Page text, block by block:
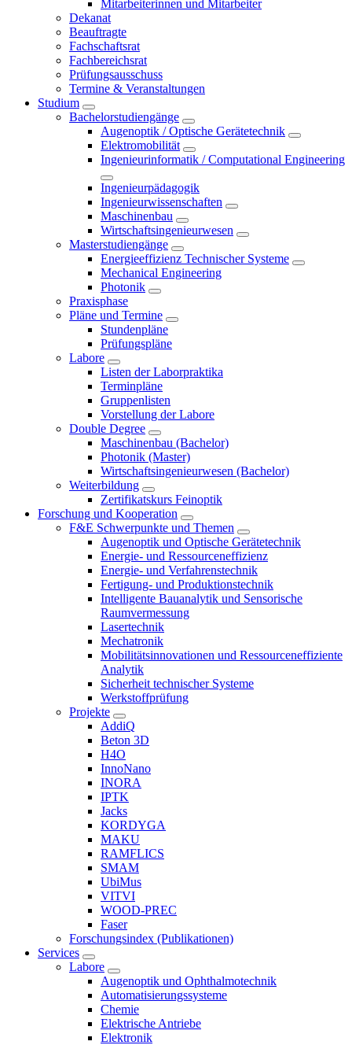
Mitarbeiterinnen und Mitarbeiter
Dekanat
Beauftragte
Fachschaftsrat
Fachbereichsrat
Prüfungsausschuss
Termine & Veranstaltungen
Studium
Bachelorstudiengänge
Augenoptik / Optische Gerätetechnik
Elektromobilität
Ingenieurinformatik / Computational Engineering
Ingenieurpädagogik
Ingenieurwissenschaften
Maschinenbau
Wirtschaftsingenieurwesen
Masterstudiengänge
Energieeffizienz Technischer Systeme
Mechanical Engineering
Photonik
Praxisphase
Pläne und Termine
Stundenpläne
Prüfungspläne
Labore
Listen der Laborpraktika
Terminpläne
Gruppenlisten
Vorstellung der Labore
Double Degree
Maschinenbau (Bachelor)
Photonik (Master)
Wirtschaftsingenieurwesen (Bachelor)
Weiterbildung
Zertifikatskurs Feinoptik
Forschung und Kooperation
F&E Schwerpunkte und Themen
Augenoptik und Optische Gerätetechnik
Energie- und Ressourceneffizienz
Energie- und Verfahrenstechnik
Fertigung- und Produktionstechnik
Intelligente Bauanalytik und Sensorische
Raumvermessung
Lasertechnik
Mechatronik
Mobilitätsinnovationen und Ressourceneffiziente
Analytik
Sicherheit technischer Systeme
Werkstoffprüfung
Projekte
AddiQ
Beton 3D
H4O
InnoNano
INORA
IPTK
Jacks
KORDYGA
MAKU
RAMFLICS
SMAM
UbiMus
VITVI
WOOD-PREC
Faser
Forschungsindex (Publikationen)
Services
Labore
Augenoptik und Ophthalmotechnik
Automatisierungssysteme
Chemie
Elektrische Antriebe
Elektronik